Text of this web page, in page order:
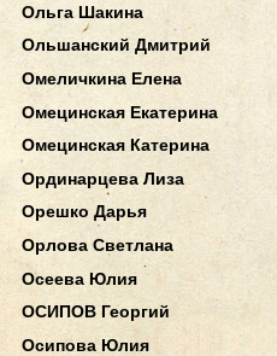
Ольга Шакина
Ольшанский Дмитрий
Омеличкина Елена
Омецинская Екатерина
Омецинская Катерина
Ординарцева Лиза
Орешко Дарья
Орлова Светлана
Осеева Юлия
ОСИПОВ Георгий
Осипова Юлия